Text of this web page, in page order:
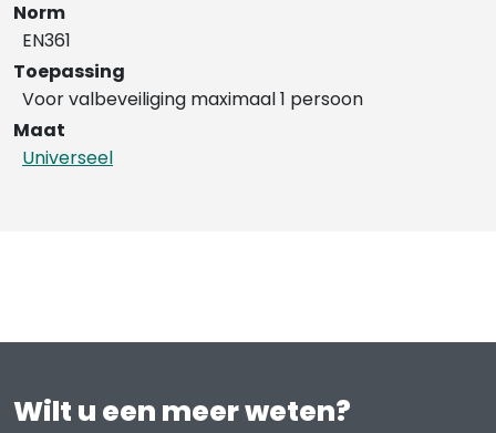
Norm
EN361
Toepassing
Voor valbeveiliging maximaal 1 persoon
Maat
Universeel
Wilt u een meer weten?